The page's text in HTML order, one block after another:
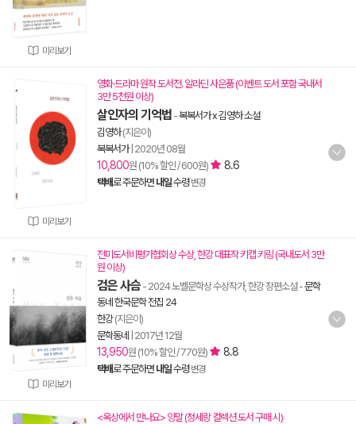
미리보기
미리보기
영화·드라마 원작 도서전. 알라딘 사은품 (이벤트 도서 포함 국내서
3만 5천원 이상)
살인자의 기억법 -복복서가 x 김영하 소설
김영하(지은이)
복복서가| 2020년 08월
10,800원 (10% 할인 / 600원) 8.6
택배로 주문하면 내일수령 변경
미리보기
전미도서비평가협회상 수상, 한강 대표작 키캡 키링 (국내도서 3만
원 이상)
검은 사슴 - 2024 노벨문학상 수상작가, 한강 장편소설-문학
동네 한국문학 전집 24
한강(지은이)
문학동네
2017년 12월
13,950원 (10% 할인 / 770원) 8.8
택배로 주문하면 내일수령 변경
<옥상에서 만나요> 양말 (정세랑 컬렉션 도서 구매 시)